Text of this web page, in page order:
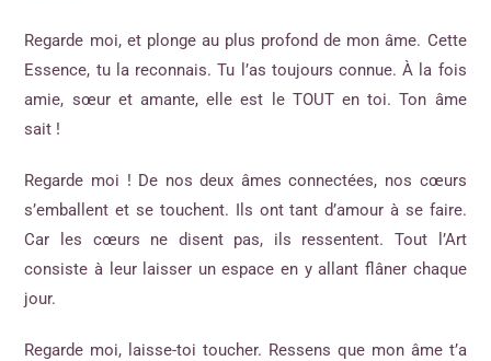
Regarde moi, et plonge au plus profond de mon âme. Cette
Essence, tu la reconnais. Tu l’as toujours connue. À la fois
amie, sœur et amante, elle est le TOUT en toi. Ton âme
sait !
Regarde moi ! De nos deux âmes connectées, nos cœurs
s’emballent et se touchent. Ils ont tant d’amour à se faire.
Car les cœurs ne disent pas, ils ressentent. Tout l’Art
consiste à leur laisser un espace en y allant flâner chaque
jour.
Regarde moi, laisse-toi toucher. Ressens que mon âme t’a